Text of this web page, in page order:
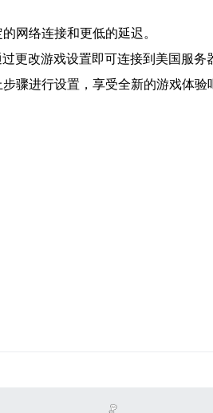
网络连接和更低的延迟。
更改游戏设置即可连接到美国服
骤进行设置，享受全新的游戏体验